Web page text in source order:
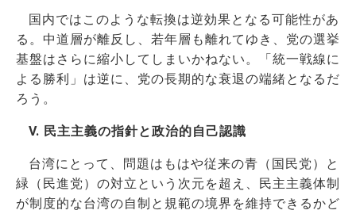
国内ではこのような転換は逆効果となる可能性があ
る。中道層が離反し、若年層も離れてゆき、党の選挙
基盤はさらに縮小してしまいかねない。「統一戦線に
よる勝利」は逆に、党の長期的な衰退の端緒となるだ
ろう。
V. 民主主義の指針と政治的自己認識
台湾にとって、問題はもはや従来の青（国民党）と
緑（民進党）の対立という次元を超え、民主主義体制
が制度的な台湾の自制と規範の境界を維持できるかど